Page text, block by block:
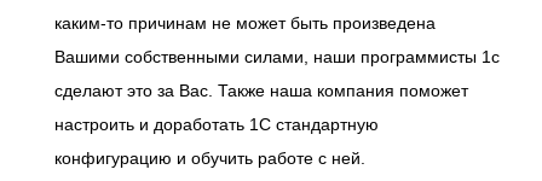
каким-то причинам не может быть произведена
Вашими собственными силами, наши программисты 1с
сделают это за Вас. Также наша компания поможет
настроить и доработать 1С стандартную
конфигурацию и обучить работе с ней.